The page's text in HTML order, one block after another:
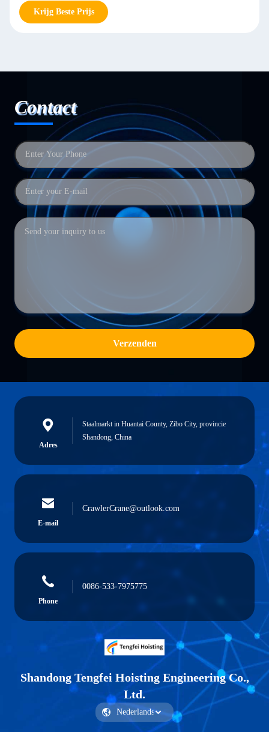
Krijg Beste Prijs
Contact
Verzenden
Adres
Staalmarkt in Huantai County, Zibo City, provincie
Shandong, China
E-mail
CrawlerCrane@outlook.com
Phone
0086-533-7975775
Shandong Tengfei Hoisting Engineering Co.,
Ltd.